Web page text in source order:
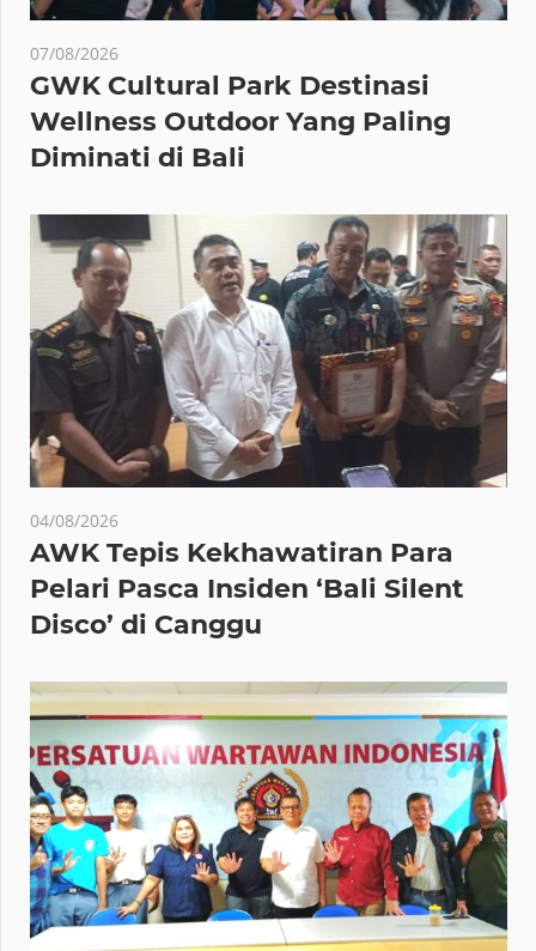
07/08/2026
GWK Cultural Park Destinasi
Wellness Outdoor Yang Paling
Diminati di Bali
04/08/2026
AWK Tepis Kekhawatiran Para
Pelari Pasca Insiden ‘Bali Silent
Disco’ di Canggu